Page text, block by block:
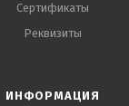
Сертификаты
Реквизиты
ИНФОРМАЦИЯ